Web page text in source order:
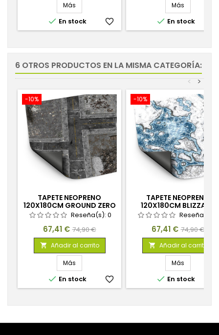
Más
 En stock favorite_border
Más
 En stock
6 OTROS PRODUCTOS EN LA MISMA CATEGORÍA:
>
<
-10%
TAPETE NEOPRENO
120X180CM GROUND ZERO
DISTRICTReseña(s): 0
Precio
67,41 € Precio
base
74,90 €
 Añadir al carrito
Más
 En stock favorite_border
-10%
TAPETE NEOPRENO
120X180CM BLIZZARD
HOLLOWSReseña(s):
Precio
67,41 € Precio
base
74,90 €
 Añadir al carrito
Más
 En stock